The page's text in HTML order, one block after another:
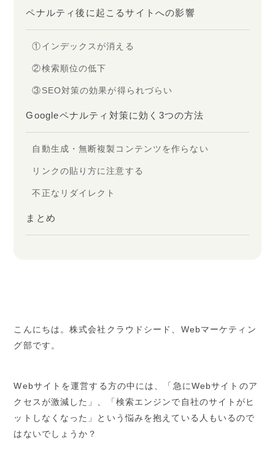
ペナルティ後に起こるサイトへの影響
①インデックスが消える
②検索順位の低下
③SEO対策の効果が得られづらい
Googleペナルティ対策に効く3つの方法
自動生成・無断複製コンテンツを作らない
リンクの貼り方に注意する
不正なリダイレクト
まとめ
こんにちは。株式会社クラウドシード、Webマーケティン
グ部です。
Webサイトを運営する方の中には、「急にWebサイトのア
クセスが激減した」、「検索エンジンで自社のサイトがヒ
ットしなくなった」という悩みを抱えている人もいるので
はないでしょうか？